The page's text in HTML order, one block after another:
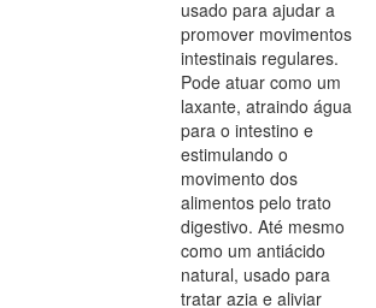
usado para ajudar a
promover movimentos
intestinais regulares.
Pode atuar como um
laxante, atraindo água
para o intestino e
estimulando o
movimento dos
alimentos pelo trato
digestivo. Até mesmo
como um antiácido
natural, usado para
tratar azia e aliviar